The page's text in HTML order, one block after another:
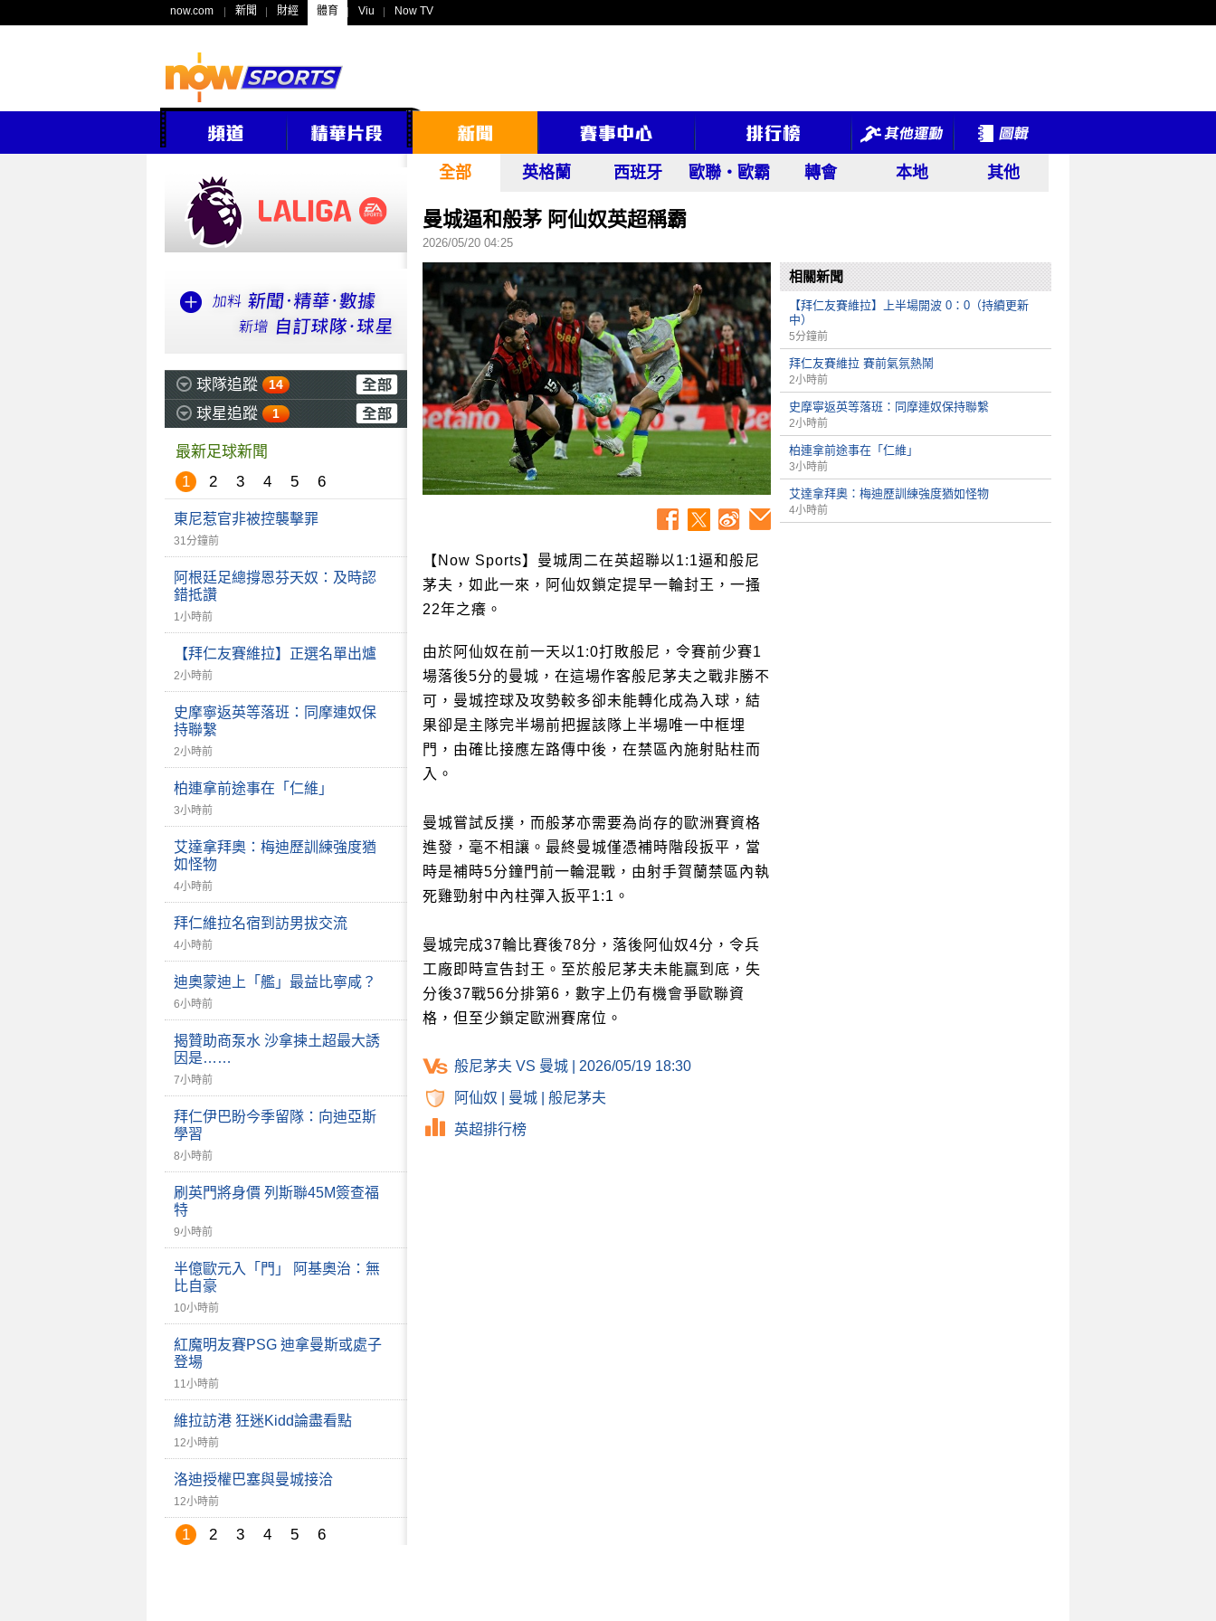
now.com 新聞 財經 體育 Viu Now TV
球隊追蹤 14
球星追蹤 1
最新足球新聞
1
2 3 4 5 6
東尼惹官非被控襲擊罪
31分鐘前
阿根廷足總撐恩芬天奴：及時認
錯抵讚
1小時前
【拜仁友賽維拉】正選名單出爐
2小時前
史摩寧返英等落班：同摩連奴保
持聯繫
2小時前
柏連拿前途事在「仁維」
3小時前
艾達拿拜奧：梅迪歷訓練強度猶
如怪物
4小時前
拜仁維拉名宿到訪男拔交流
4小時前
迪奧蒙迪上「艦」最益比寧咸？
6小時前
揭贊助商泵水 沙拿揀土超最大誘
因是……
7小時前
拜仁伊巴盼今季留隊：向迪亞斯
學習
8小時前
刷英門將身價 列斯聯45M簽查福
特
9小時前
半億歐元入「門」 阿基奧治：無
比自豪
10小時前
紅魔明友賽PSG 迪拿曼斯或處子
登場
11小時前
維拉訪港 狂迷Kidd論盡看點
12小時前
洛迪授權巴塞與曼城接洽
12小時前
1 2 3 4 5 6
全部 英格蘭 西班牙 歐聯‧歐霸 轉會 本地 其他
曼城逼和般茅 阿仙奴英超稱霸
2026/05/20 04:25
【Now Sports】曼城周二在英超聯以1:1逼和般尼
茅夫，如此一來，阿仙奴鎖定提早一輪封王，一搔
22年之癢。
由於阿仙奴在前一天以1:0打敗般尼，令賽前少賽1
場落後5分的曼城，在這場作客般尼茅夫之戰非勝不
可，曼城控球及攻勢較多卻未能轉化成為入球，結
果卻是主隊完半場前把握該隊上半場唯一中框埋
門，由確比接應左路傳中後，在禁區內施射貼柱而
入。
曼城嘗試反撲，而般茅亦需要為尚存的歐洲賽資格
進發，毫不相讓。最終曼城僅憑補時階段扳平，當
時是補時5分鐘門前一輪混戰，由射手賀蘭禁區內執
死雞勁射中內柱彈入扳平1:1。
曼城完成37輪比賽後78分，落後阿仙奴4分，令兵
工廠即時宣告封王。至於般尼茅夫未能贏到底，失
分後37戰56分排第6，數字上仍有機會爭歐聯資
格，但至少鎖定歐洲賽席位。
般尼茅夫 VS 曼城 | 2026/05/19 18:30
阿仙奴 曼城 般尼茅夫
英超排行榜
相關新聞
【拜仁友賽維拉】上半場開波 0：0（持續更新
中）
5分鐘前
拜仁友賽維拉 賽前氣氛熱鬧
2小時前
史摩寧返英等落班：同摩連奴保持聯繫
2小時前
柏連拿前途事在「仁維」
3小時前
艾達拿拜奧：梅迪歷訓練強度猶如怪物
4小時前